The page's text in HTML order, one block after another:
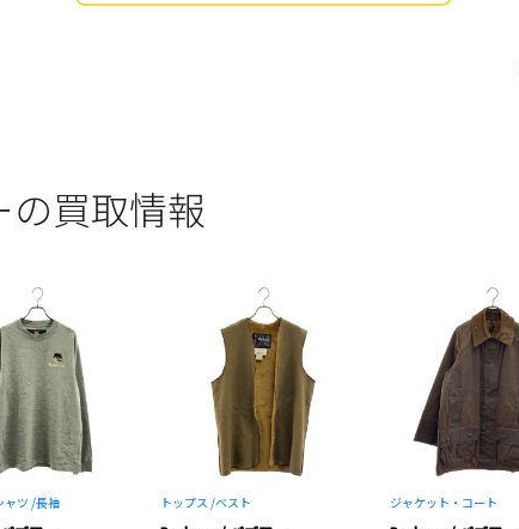
買取情報
ャツ /長袖 トップス /ベスト ジャケット・コート